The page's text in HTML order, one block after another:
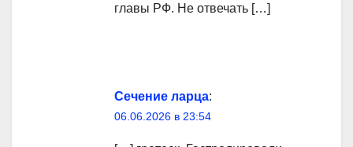
главы РФ. Не отвечать […]
Сечение ларца:
06.06.2026 в 23:54